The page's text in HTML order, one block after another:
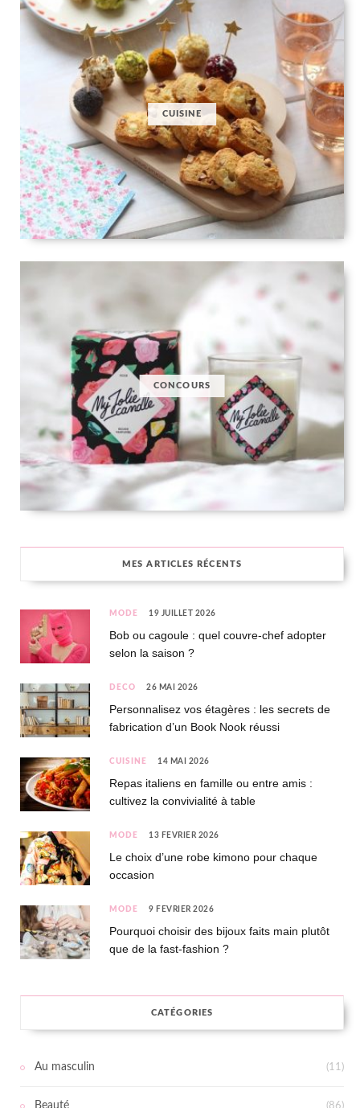
CUISINE
CONCOURS
MES ARTICLES RÉCENTS
MODE 19 JUILLET 2026
Bob ou cagoule : quel couvre-chef adopter
selon la saison ?
DÉCO 26 MAI 2026
Personnalisez vos étagères : les secrets de
fabrication d’un Book Nook réussi
CUISINE 14 MAI 2026
Repas italiens en famille ou entre amis :
cultivez la convivialité à table
MODE 13 FÉVRIER 2026
Le choix d’une robe kimono pour chaque
occasion
MODE 9 FÉVRIER 2026
Pourquoi choisir des bijoux faits main plutôt
que de la fast-fashion ?
CATÉGORIES
Au masculin (11)